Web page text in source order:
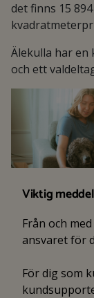
det finns 15
Älekulla har en
och ett
Viktig
Från och
ansvaret för
För dig som